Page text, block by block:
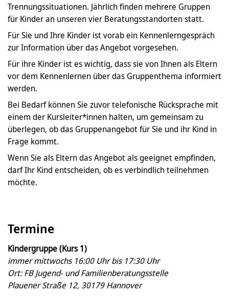
Trennungssituationen. Jährlich finden mehrere Gruppen
für Kinder an unseren vier Beratungsstandorten statt.
Für Sie und Ihre Kinder ist vorab ein Kennenlerngespräch
zur Information über das Angebot vorgesehen.
Für ihre Kinder ist es wichtig, dass sie von Ihnen als Eltern
vor dem Kennenlernen über das Gruppenthema informiert
werden.
Bei Bedarf können Sie zuvor telefonische Rücksprache mit
einem der Kursleiter*innen halten, um gemeinsam zu
überlegen, ob das Gruppenangebot für Sie und ihr Kind in
Frage kommt.
Wenn Sie als Eltern das Angebot als geeignet empfinden,
darf Ihr Kind entscheiden, ob es verbindlich teilnehmen
möchte.
Termine
Kindergruppe (Kurs 1)
immer mittwochs 16:00 Uhr bis 17:30 Uhr
Ort: FB Jugend- und Familienberatungsstelle
Plauener Straße 12, 30179 Hannover